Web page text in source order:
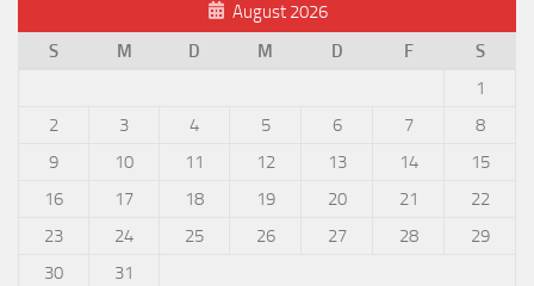
August 2026
S
M D M D F
S
1
2
3 4 5 6 7
8
9
10 11 12 13 14
15
16
17 18 19 20 21
22
23
24 25 26 27 28
29
30
31